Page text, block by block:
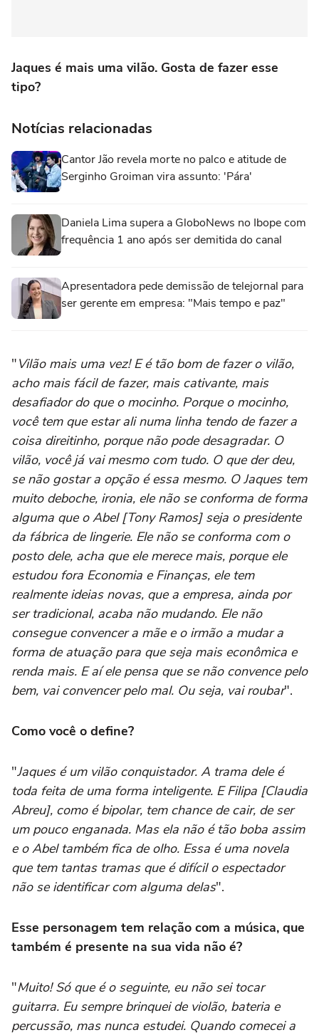
Jaques é mais uma vilão. Gosta de fazer esse
tipo?
Notícias relacionadas
Cantor Jão revela morte no palco e atitude de
Serginho Groiman vira assunto: 'Pára'
Daniela Lima supera a GloboNews no Ibope com
frequência 1 ano após ser demitida do canal
Apresentadora pede demissão de telejornal para
ser gerente em empresa: "Mais tempo e paz"
"Vilão mais uma vez! E é tão bom de fazer o vilão,
acho mais fácil de fazer, mais cativante, mais
desafiador do que o mocinho. Porque o mocinho,
você tem que estar ali numa linha tendo de fazer a
coisa direitinho, porque não pode desagradar. O
vilão, você já vai mesmo com tudo. O que der deu,
se não gostar a opção é essa mesmo. O Jaques tem
muito deboche, ironia, ele não se conforma de forma
alguma que o Abel [Tony Ramos] seja o presidente
da fábrica de lingerie. Ele não se conforma com o
posto dele, acha que ele merece mais, porque ele
estudou fora Economia e Finanças, ele tem
realmente ideias novas, que a empresa, ainda por
ser tradicional, acaba não mudando. Ele não
consegue convencer a mãe e o irmão a mudar a
forma de atuação para que seja mais econômica e
renda mais. E aí ele pensa que se não convence pelo
bem, vai convencer pelo mal. Ou seja, vai roubar".
Como você o define?
"Jaques é um vilão conquistador. A trama dele é
toda feita de uma forma inteligente. E Filipa [Claudia
Abreu], como é bipolar, tem chance de cair, de ser
um pouco enganada. Mas ela não é tão boba assim
e o Abel também fica de olho. Essa é uma novela
que tem tantas tramas que é difícil o espectador
não se identificar com alguma delas".
Esse personagem tem relação com a música, que
também é presente na sua vida não é?
"Muito! Só que é o seguinte, eu não sei tocar
guitarra. Eu sempre brinquei de violão, bateria e
percussão, mas nunca estudei. Quando comecei a